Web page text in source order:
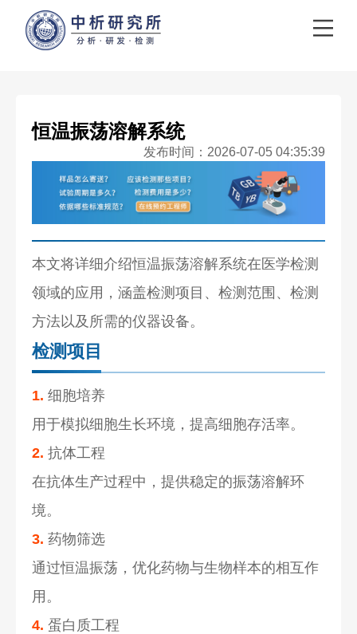
恒温振荡溶解系统
发布时间：2026-07-05 04:35:39
本文将详细介绍恒温振荡溶解系统在医学检测
领域的应用，涵盖检测项目、检测范围、检测
方法以及所需的仪器设备。
检测项目
1. 细胞培养
用于模拟细胞生长环境，提高细胞存活率。
2. 抗体工程
在抗体生产过程中，提供稳定的振荡溶解环
境。
3. 药物筛选
通过恒温振荡，优化药物与生物样本的相互作
用。
4. 蛋白质工程